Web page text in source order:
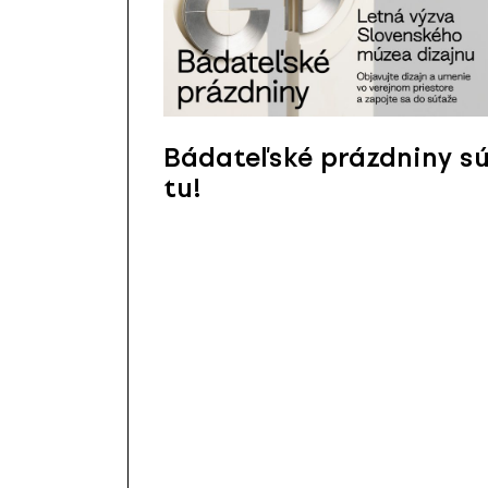
Bádateľské prázdniny
tu!